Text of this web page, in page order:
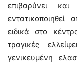
επιβαρύνει
ειδικά στο
τραγικές
γενικευμένη